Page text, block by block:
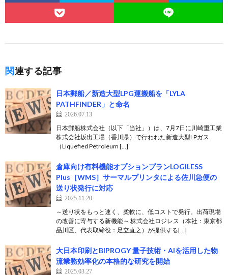
関連する記事
日本郵船／新造大型LPG運搬船を「LYLA
PATHFINDER」と命名
2026.07.13
日本郵船株式会社（以下「当社」）は、7月7日に川崎重工業
株式会社坂出工場（香川県）で行われた新造大型LPガス
（Liquefied Petroleum […]
倉庫向け有料機能オプションプランLOGILESS
Plus［WMS］サーマルプリンタによる佐川急便の
送り状発行に対応
2025.11.20
～送り状をもっと速く、柔軟に、低コストで発行。出荷現場
の改善に寄与する新機能～ 株式会社ロジレス（本社：東京都
品川区、代表取締役：足立直之）が提供する[…]
大日本印刷とBIPROGY 量子技術・AIを活用した物
流業務効率化の本格的な研究を開始
2025.03.27